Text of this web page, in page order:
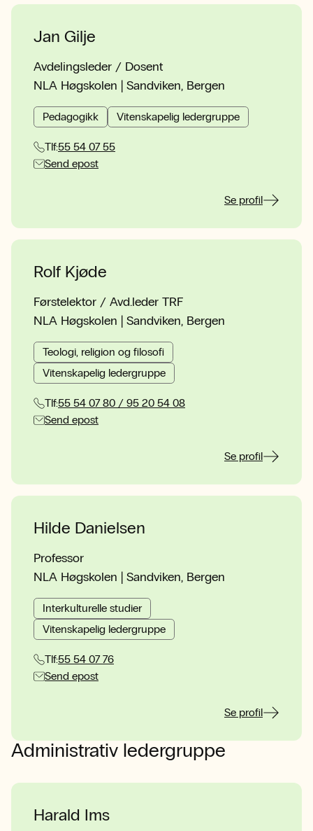
Jan Gilje
Avdelingsleder / Dosent
NLA Høgskolen | Sandviken, Bergen
Pedagogikk Vitenskapelig ledergruppe
Tlf:55 54 07 55
Send epost
Se profil
Rolf Kjøde
Førstelektor / Avd.leder TRF
NLA Høgskolen | Sandviken, Bergen
Teologi, religion og filosofi
Vitenskapelig ledergruppe
Tlf:55 54 07 80 / 95 20 54 08
Send epost
Se profil
Hilde Danielsen
Professor
NLA Høgskolen | Sandviken, Bergen
Interkulturelle studier
Vitenskapelig ledergruppe
Tlf:55 54 07 76
Send epost
Se profil
Administrativ ledergruppe
Harald Ims